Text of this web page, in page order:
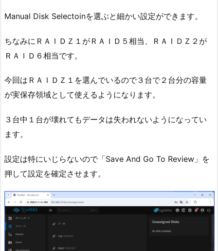
Manual Disk Selectoinを選ぶと細かい設定ができます。
ちなみにＲＡＩＤＺ１がＲＡＩＤ５相当、ＲＡＩＤＺ２が
ＲＡＩＤ６相当です。
今回はＲＡＩＤＺ１を選んでいるので３台で２台分の容量
が実保存領域として使えるようになります。
３台中１台が壊れてもデータは失われないようになってい
ます。
設定は特にいじらないので「Save And Go To Review」を
押して設定を確定させます。